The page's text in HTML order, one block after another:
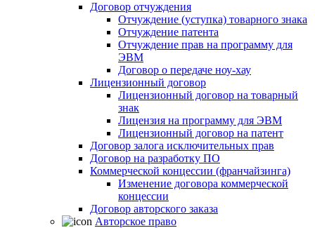
Договор отчуждения
Отчуждение (уступка) товарного знака
Отчуждение патента
Отчуждение прав на программу для
ЭВМ
Договор о передаче ноу-хау
Лицензионный договор
Лицензионный договор на товарный
знак
Лицензия на программу для ЭВМ
Лицензионный договор на патент
Договор залога исключительных прав
Договор на разработку ПО
Коммерческой концессии (франчайзинга)
Изменение договора коммерческой
концессии
Договор авторского заказа
Авторское право